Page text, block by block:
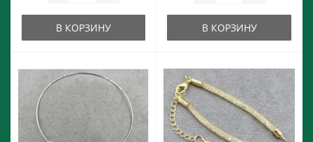
В КОРЗИНУ В КОРЗИНУ